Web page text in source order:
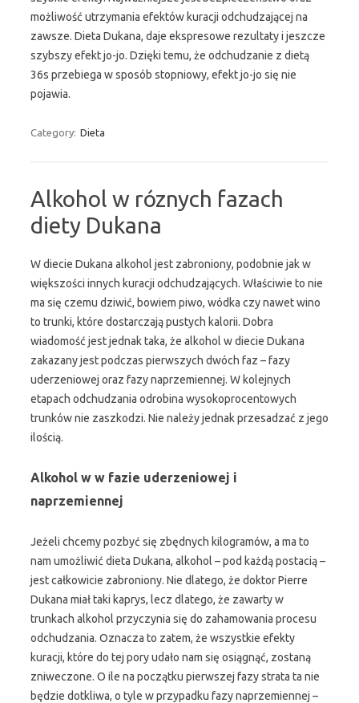
możliwość utrzymania efektów kuracji odchudzającej na
zawsze. Dieta Dukana, daje ekspresowe rezultaty i jeszcze
szybszy efekt jo-jo. Dzięki temu, że odchudzanie z dietą
36s przebiega w sposób stopniowy, efekt jo-jo się nie
pojawia.
Category: Dieta
Alkohol w róznych fazach
diety Dukana
W diecie Dukana alkohol jest zabroniony, podobnie jak w
większości innych kuracji odchudzających. Właściwie to nie
ma się czemu dziwić, bowiem piwo, wódka czy nawet wino
to trunki, które dostarczają pustych kalorii. Dobra
wiadomość jest jednak taka, że alkohol w diecie Dukana
zakazany jest podczas pierwszych dwóch faz – fazy
uderzeniowej oraz fazy naprzemiennej. W kolejnych
etapach odchudzania odrobina wysokoprocentowych
trunków nie zaszkodzi. Nie należy jednak przesadzać z jego
ilością.
Alkohol w w fazie uderzeniowej i
naprzemiennej
Jeżeli chcemy pozbyć się zbędnych kilogramów, a ma to
nam umożliwić dieta Dukana, alkohol – pod każdą postacią –
jest całkowicie zabroniony. Nie dlatego, że doktor Pierre
Dukana miał taki kaprys, lecz dlatego, że zawarty w
trunkach alkohol przyczynia się do zahamowania procesu
odchudzania. Oznacza to zatem, że wszystkie efekty
kuracji, które do tej pory udało nam się osiągnąć, zostaną
zniweczone. O ile na początku pierwszej fazy strata ta nie
będzie dotkliwa, o tyle w przypadku fazy naprzemiennej –